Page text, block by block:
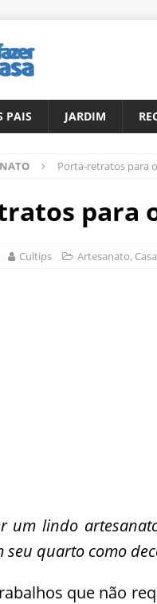
PAIS JARDIM
Porta-retratos para
para
Cultips Artesanato, Casa
um lindo
seu quarto como
que não